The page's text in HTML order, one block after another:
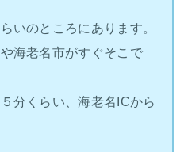
いのところにあります。
海老名市がすぐそこで
分くらい、海老名ICから